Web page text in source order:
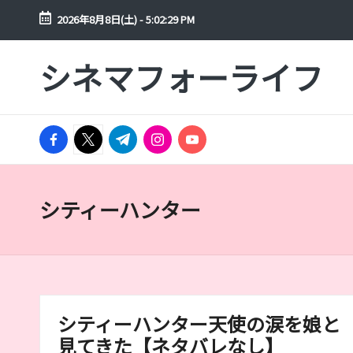
Skip
content
2026年8月8日(土)-5:02:29 PM
シネマフォーライフ
映
画
ド
ラ
年
300
以
facebook.com
twitter.com
t.me instagram.com
youtube.com
シティーハンター
シティーハンター天使の涙を娘と
見てきた【ネタバレなし】